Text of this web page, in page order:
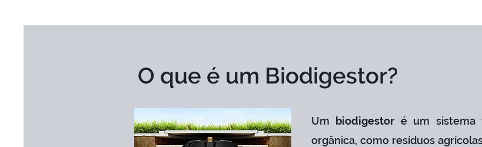
O que é um Biodigestor?
Um biodigestor é um sistema
orgânica, como resíduos